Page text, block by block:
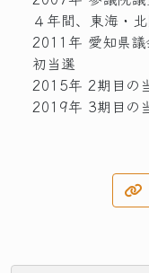
４年間、東海・北
2011年 愛知県議
初当選
2015年 2期目の
2019年 3期目の